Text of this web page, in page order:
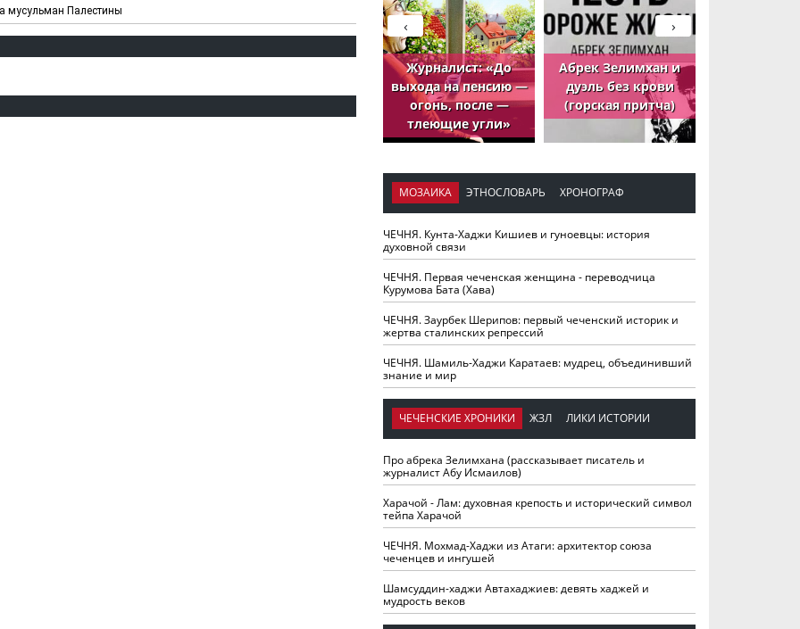
мусульман Палестины
Журналист: «До
выхода на пенсию —
огонь, после —
тлеющие угли»
Абрек Зелимхан и
дуэль без крови
(горская притча)
›
‹
МОЗАИКА ЭТНОСЛОВАРЬ ХРОНОГРАФ
ЧЕЧНЯ. Кунта-Хаджи Кишиев и гуноевцы: история
духовной связи
ЧЕЧНЯ. Первая чеченская женщина - переводчица
Курумова Бата (Хава)
ЧЕЧНЯ. Заурбек Шерипов: первый чеченский историк и
жертва сталинских репрессий
ЧЕЧНЯ. Шамиль-Хаджи Каратаев: мудрец, объединивший
знание и мир
ЧЕЧЕНСКИЕ ХРОНИКИ ЖЗЛ ЛИКИ ИСТОРИИ
Про абрека Зелимхана (рассказывает писатель и
журналист Абу Исмаилов)
Харачой - Лам: духовная крепость и исторический символ
тейпа Харачой
ЧЕЧНЯ. Мохмад-Хаджи из Атаги: архитектор союза
чеченцев и ингушей
Шамсуддин-хаджи Автахаджиев: девять хаджей и
мудрость веков